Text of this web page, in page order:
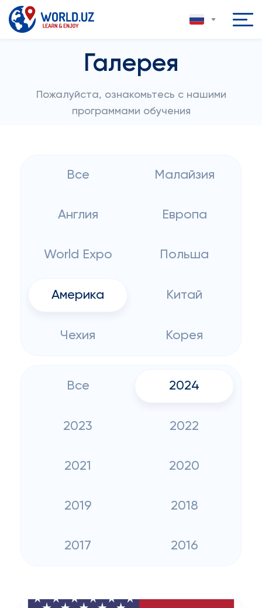
Галерея
Пожалуйста, ознакомьтесь с нашими
программами обучения
Все Малайзия
Англия Европа
World Expo Польша
Америка Китай
Чехия Корея
Все 2024
2023 2022
2021 2020
2019 2018
2017 2016